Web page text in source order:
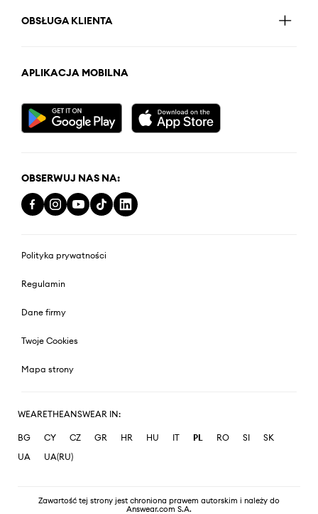
OBSŁUGA KLIENTA
APLIKACJA MOBILNA
OBSERWUJ NAS NA:
Polityka prywatności
Regulamin
Dane firmy
Twoje Cookies
Mapa strony
WEARETHEANSWEAR IN:
BG CY CZ GR HR HU IT PL RO SI
SK
UA
UA(RU)
Zawartość tej strony jest chroniona prawem autorskim i należy do
Answear.com S.A.